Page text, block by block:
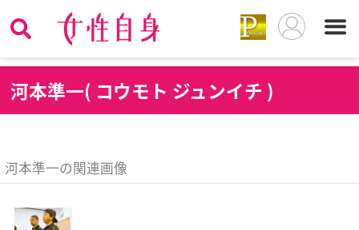
河本準一( コウモト ジュンイチ )
河本準一の関連画像